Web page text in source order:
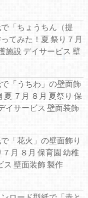
「ちょうちん（提
てみた！夏 祭り７月
施設 デイサービス 壁
「うちわ」の壁面飾
夏 ７月 ８月 夏祭り 保
イサービス 壁面装飾
「花火」の壁面飾り
月 ８月 保育園 幼稚
ス 壁面装飾 製作